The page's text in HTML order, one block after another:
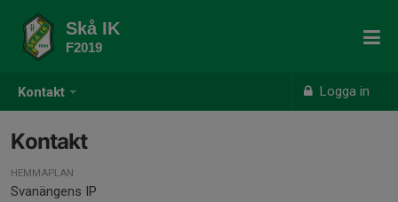
Kontakt Logga in
Skå IK
F2019
Kontakt
HEMMAPLAN
Svanängens IP